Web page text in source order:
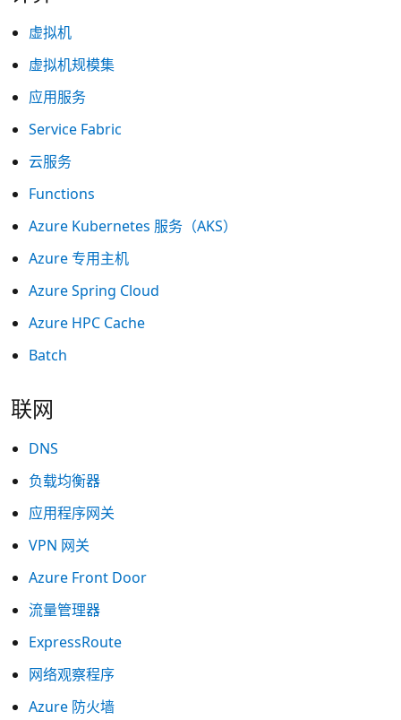
虚拟机
虚拟机规模集
应用服务
Service Fabric
云服务
Functions
Azure Kubernetes 服务（AKS）
Azure 专用主机
Azure Spring Cloud
Azure HPC Cache
Batch
联网
DNS
负载均衡器
应用程序网关
VPN 网关
Azure Front Door
流量管理器
ExpressRoute
网络观察程序
Azure 防火墙